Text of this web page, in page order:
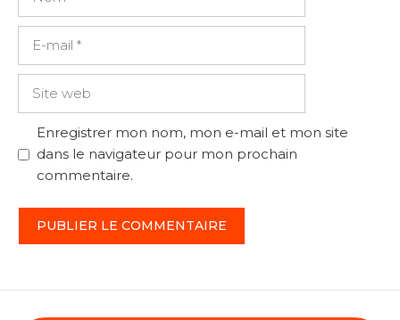
Enregistrer mon nom, mon e-mail et mon site
dans le navigateur pour mon prochain
commentaire.